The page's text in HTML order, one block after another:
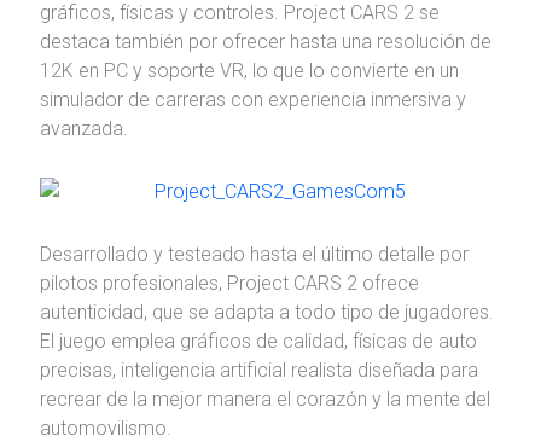
gráficos, físicas y controles. Project CARS 2 se
destaca también por ofrecer hasta una resolución de
12K en PC y soporte VR, lo que lo convierte en un
simulador de carreras con experiencia inmersiva y
avanzada.
Desarrollado y testeado hasta el último detalle por
pilotos profesionales, Project CARS 2 ofrece
autenticidad, que se adapta a todo tipo de jugadores.
El juego emplea gráficos de calidad, físicas de auto
precisas, inteligencia artificial realista diseñada para
recrear de la mejor manera el corazón y la mente del
automovilismo.